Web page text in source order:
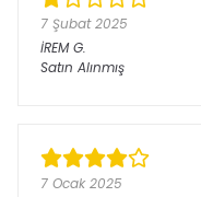
7 Şubat 2025
İREM G.
Satın Alınmış
7 Ocak 2025